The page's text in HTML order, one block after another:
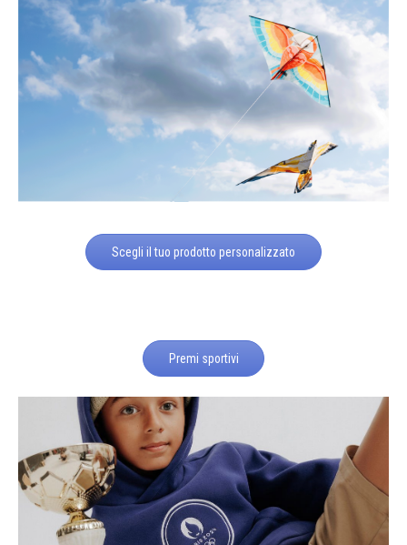
Scegli il tuo prodotto personalizzato
Premi sportivi